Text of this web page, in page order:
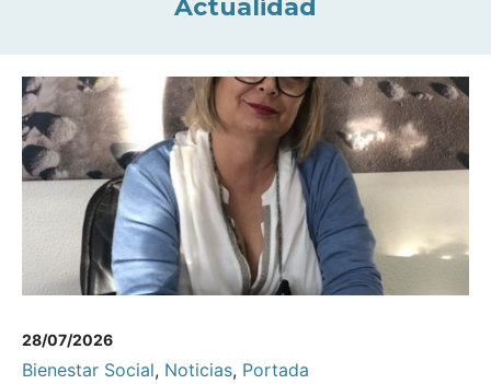
Actualidad
28/07/2026
Bienestar Social, Noticias, Portada